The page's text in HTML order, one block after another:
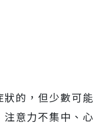
的，但少數可能
意力不集中、心